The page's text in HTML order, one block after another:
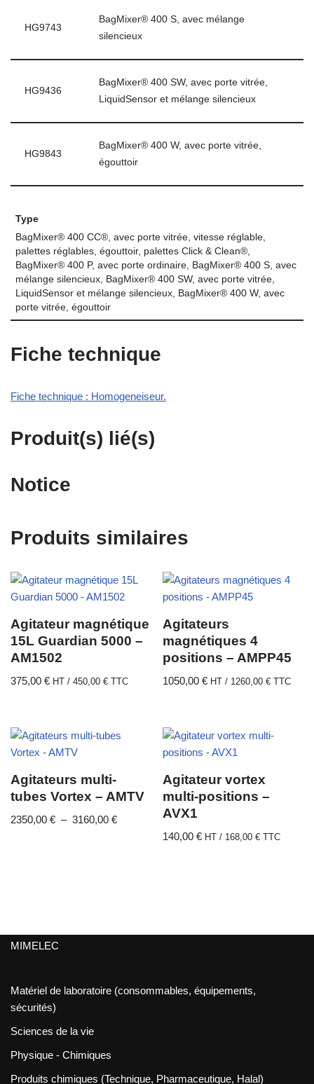
HG9743
BagMixer® 400 S, avec mélange
silencieux
HG9436
BagMixer® 400 SW, avec porte vitrée,
LiquidSensor et mélange silencieux
HG9843
BagMixer® 400 W, avec porte vitrée,
égouttoir
Type
BagMixer® 400 CC®, avec porte vitrée, vitesse réglable,
palettes réglables, égouttoir, palettes Click & Clean®,
BagMixer® 400 P, avec porte ordinaire, BagMixer® 400 S, avec
mélange silencieux, BagMixer® 400 SW, avec porte vitrée,
LiquidSensor et mélange silencieux, BagMixer® 400 W, avec
porte vitrée, égouttoir
Fiche technique
Fiche technique : Homogeneiseur.
Produit(s) lié(s)
Notice
Produits similaires
Agitateur magnétique
15L Guardian 5000 –
AM1502
375,00 € HT / 450,00 € TTC
Agitateurs
magnétiques 4
positions – AMPP45
1050,00€ HT / 1260,00€ TTC
Agitateurs multi-
tubes Vortex – AMTV
2350,00 € – 3160,00 €
Agitateur vortex
multi-positions –
AVX1
140,00€ HT / 168,00€ TTC
MIMELEC
Matériel de laboratoire (consommables, équipements,
sécurités)
Sciences de la vie
Physique - Chimiques
Produits chimiques (Technique, Pharmaceutique, Halal)